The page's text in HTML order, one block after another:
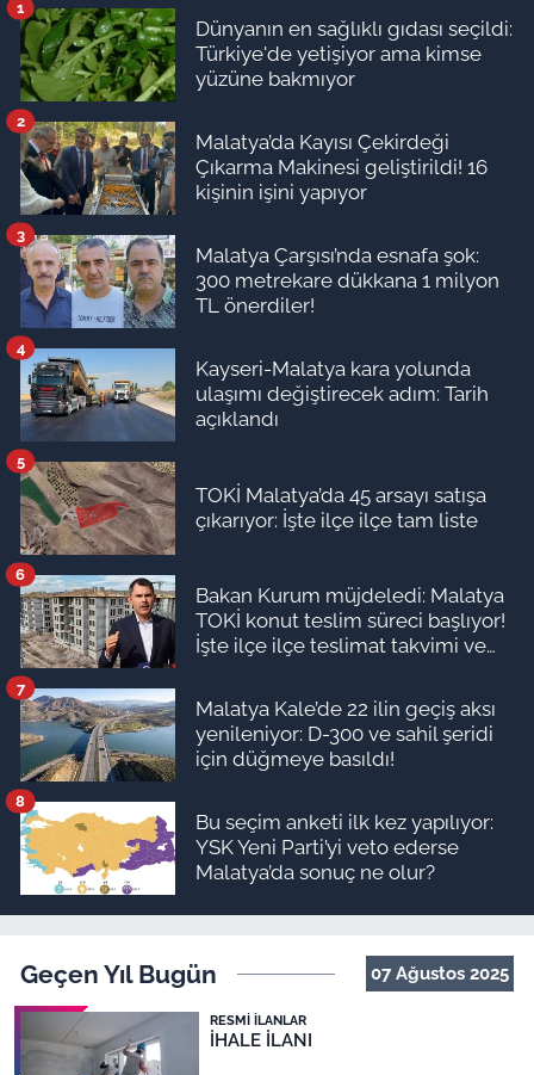
Dünyanın en sağlıklı gıdası seçildi:
Türkiye'de yetişiyor ama kimse
yüzüne bakmıyor
1
Malatya’da Kayısı Çekirdeği
Çıkarma Makinesi geliştirildi! 16
kişinin işini yapıyor
2
Malatya Çarşısı’nda esnafa şok:
300 metrekare dükkana 1 milyon
TL önerdiler!
3
Kayseri-Malatya kara yolunda
ulaşımı değiştirecek adım: Tarih
açıklandı
4
TOKİ Malatya’da 45 arsayı satışa
çıkarıyor: İşte ilçe ilçe tam liste
5
Bakan Kurum müjdeledi: Malatya
TOKİ konut teslim süreci başlıyor!
İşte ilçe ilçe teslimat takvimi ve
6
Malatya Kale’de 22 ilin geçiş aksı
yenileniyor: D-300 ve sahil şeridi
için düğmeye basıldı!
7
Bu seçim anketi ilk kez yapılıyor:
YSK Yeni Parti’yi veto ederse
Malatya’da sonuç ne olur?
8
Geçen Yıl Bugün 07 Ağustos 2025
RESMI İLANLAR
İHALE İLANI